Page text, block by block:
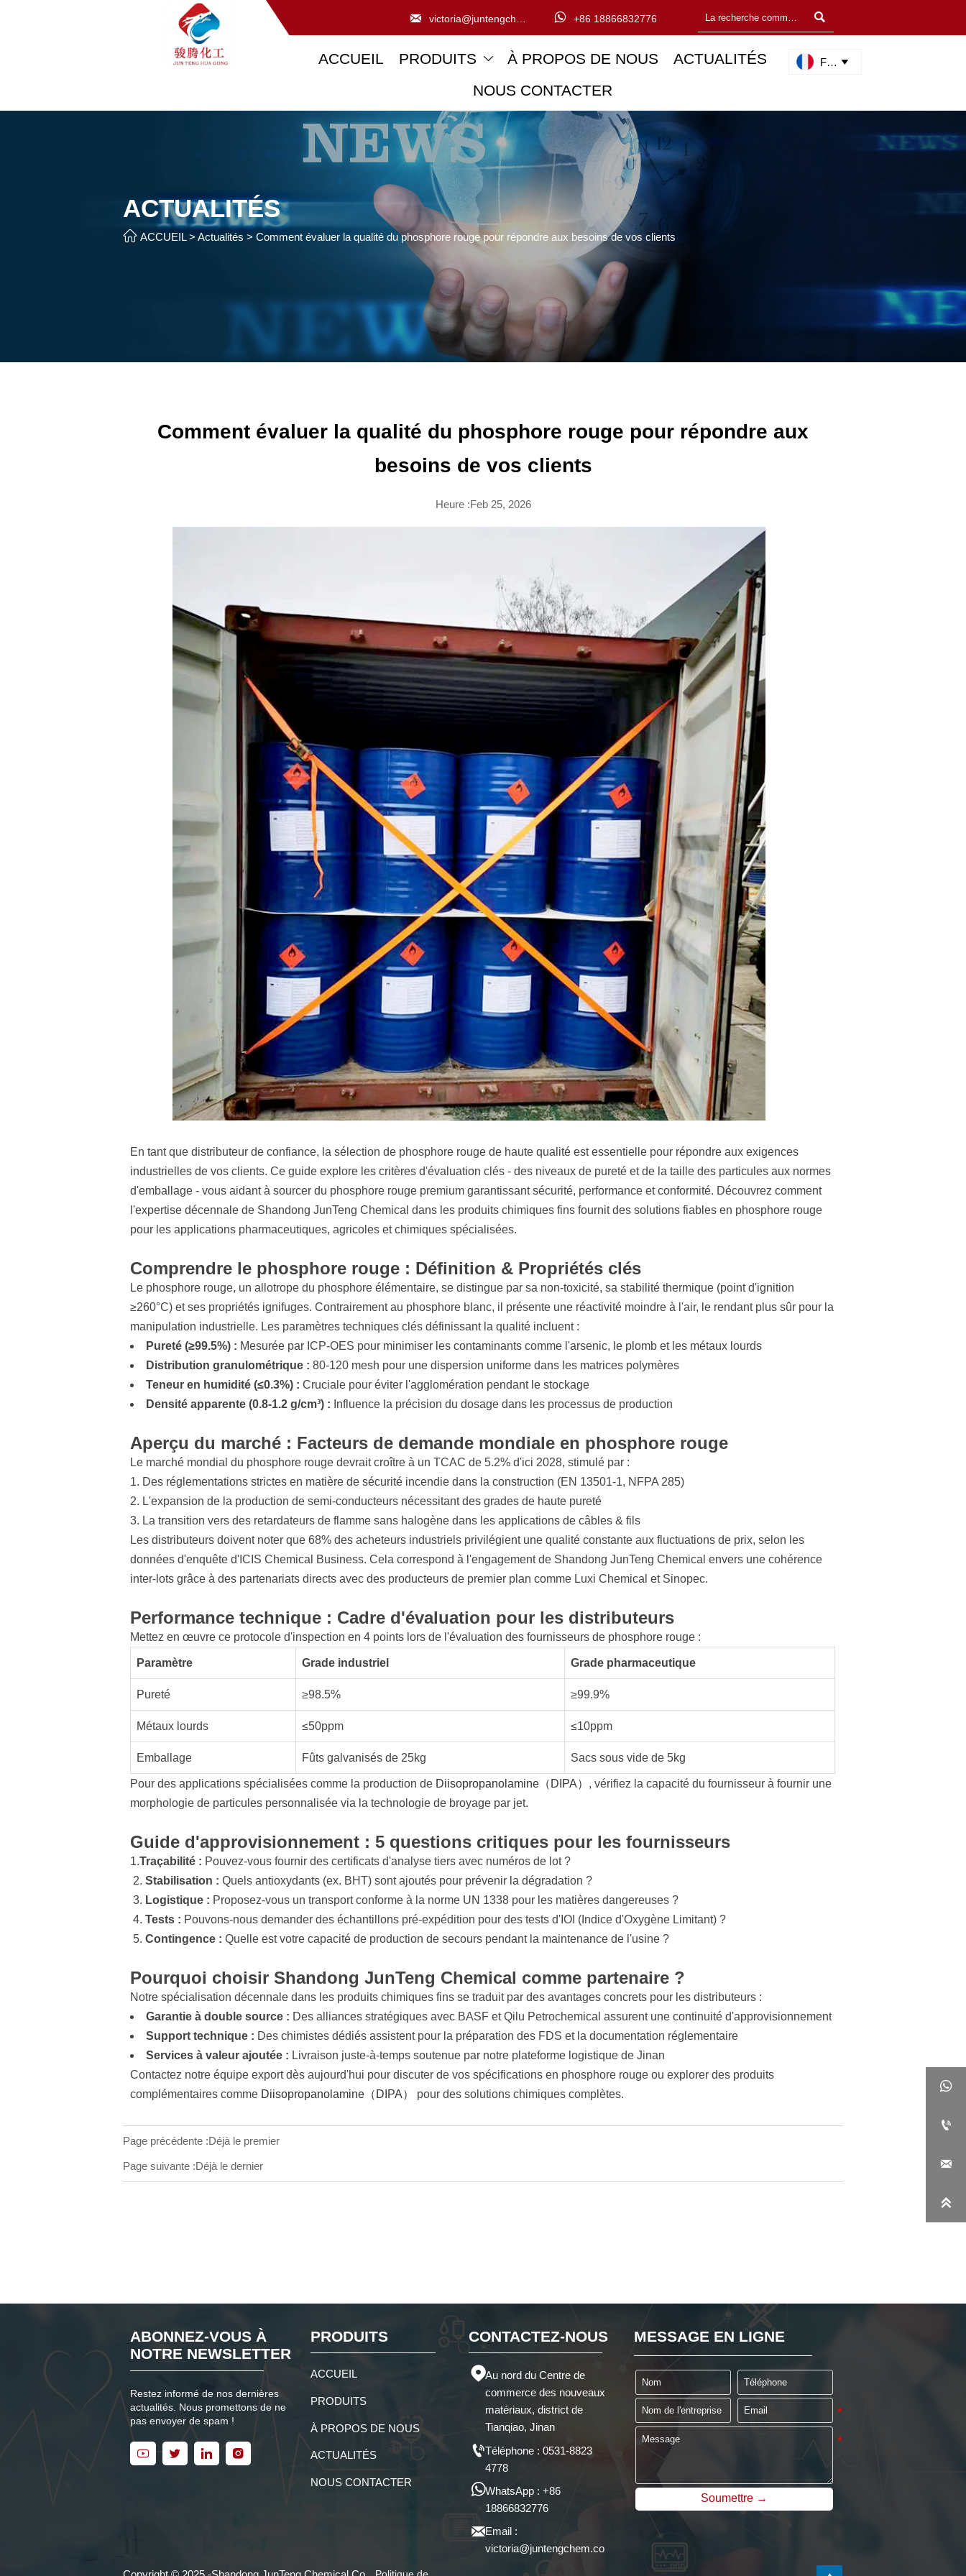
  +86 18866832776 
ACCUEIL PRODUITS  À PROPOS DE NOUS
ACTUALITÉS
NOUS CONTACTER
Français 
ACTUALITÉS
 ACCUEIL>Actualités >Comment évaluer la qualité du phosphore rouge pour répondre aux besoins de vos clients
Comment évaluer la qualité du phosphore rouge pour répondre aux
besoins de vos clients
Heure :Feb 25, 2026
En tant que distributeur de confiance, la sélection de phosphore rouge de haute qualité est essentielle pour répondre aux exigences
industrielles de vos clients. Ce guide explore les critères d'évaluation clés - des niveaux de pureté et de la taille des particules aux normes
d'emballage - vous aidant à sourcer du phosphore rouge premium garantissant sécurité, performance et conformité. Découvrez comment
l'expertise décennale de Shandong JunTeng Chemical dans les produits chimiques fins fournit des solutions fiables en phosphore rouge
pour les applications pharmaceutiques, agricoles et chimiques spécialisées.
Comprendre le phosphore rouge : Définition & Propriétés clés
Le phosphore rouge, un allotrope du phosphore élémentaire, se distingue par sa non-toxicité, sa stabilité thermique (point d'ignition
≥260°C) et ses propriétés ignifuges. Contrairement au phosphore blanc, il présente une réactivité moindre à l'air, le rendant plus sûr pour la
manipulation industrielle. Les paramètres techniques clés définissant la qualité incluent :
Pureté (≥99.5%) : Mesurée par ICP-OES pour minimiser les contaminants comme l'arsenic, le plomb et les métaux lourds
Distribution granulométrique : 80-120 mesh pour une dispersion uniforme dans les matrices polymères
Teneur en humidité (≤0.3%) : Cruciale pour éviter l'agglomération pendant le stockage
Densité apparente (0.8-1.2 g/cm³) : Influence la précision du dosage dans les processus de production
Aperçu du marché : Facteurs de demande mondiale en phosphore rouge
Le marché mondial du phosphore rouge devrait croître à un TCAC de 5.2% d'ici 2028, stimulé par :
Des réglementations strictes en matière de sécurité incendie dans la construction (EN 13501-1, NFPA 285)
L'expansion de la production de semi-conducteurs nécessitant des grades de haute pureté
La transition vers des retardateurs de flamme sans halogène dans les applications de câbles & fils
Les distributeurs doivent noter que 68% des acheteurs industriels privilégient une qualité constante aux fluctuations de prix, selon les
données d'enquête d'ICIS Chemical Business. Cela correspond à l'engagement de Shandong JunTeng Chemical envers une cohérence
inter-lots grâce à des partenariats directs avec des producteurs de premier plan comme Luxi Chemical et Sinopec.
Performance technique : Cadre d'évaluation pour les distributeurs
Mettez en œuvre ce protocole d'inspection en 4 points lors de l'évaluation des fournisseurs de phosphore rouge :
Paramètre Grade industriel Grade pharmaceutique
Pureté ≥98.5% ≥99.9%
Métaux lourds ≤50ppm ≤10ppm
Emballage Fûts galvanisés de 25kg Sacs sous vide de 5kg
Pour des applications spécialisées comme la production de Diisopropanolamine（DIPA） , vérifiez la capacité du fournisseur à fournir une
morphologie de particules personnalisée via la technologie de broyage par jet.
Guide d'approvisionnement : 5 questions critiques pour les fournisseurs
1.Traçabilité : Pouvez-vous fournir des certificats d'analyse tiers avec numéros de lot ?
2.Stabilisation : Quels antioxydants (ex. BHT) sont ajoutés pour prévenir la dégradation ?
3. Logistique : Proposez-vous un transport conforme à la norme UN 1338 pour les matières dangereuses ?
4.Tests : Pouvons-nous demander des échantillons pré-expédition pour des tests d'IOI (Indice d'Oxygène Limitant) ?
5.Contingence : Quelle est votre capacité de production de secours pendant la maintenance de l'usine ?
Pourquoi choisir Shandong JunTeng Chemical comme partenaire ?
Notre spécialisation décennale dans les produits chimiques fins se traduit par des avantages concrets pour les distributeurs :
Garantie à double source : Des alliances stratégiques avec BASF et Qilu Petrochemical assurent une continuité d'approvisionnement
Support technique : Des chimistes dédiés assistent pour la préparation des FDS et la documentation réglementaire
Services à valeur ajoutée : Livraison juste-à-temps soutenue par notre plateforme logistique de Jinan
Contactez notre équipe export dès aujourd'hui pour discuter de vos spécifications en phosphore rouge ou explorer des produits
complémentaires comme Diisopropanolamine（DIPA） pour des solutions chimiques complètes.
Page précédente :Déjà le premier
Page suivante :Déjà le dernier
ABONNEZ-VOUS À
NOTRE NEWSLETTER
Restez informé de nos dernières
actualités. Nous promettons de ne
pas envoyer de spam !
   
PRODUITS
ACCUEIL
PRODUITS
À PROPOS DE NOUS
ACTUALITÉS
NOUS CONTACTER
CONTACTEZ-NOUS
Au nord du Centre de
commerce des nouveaux
matériaux, district de
Tianqiao, Jinan
Téléphone : 0531-8823
4778
WhatsApp : +86
18866832776
Email :
victoria@juntengchem.com
MESSAGE EN LIGNE
Soumettre →
Politique de



